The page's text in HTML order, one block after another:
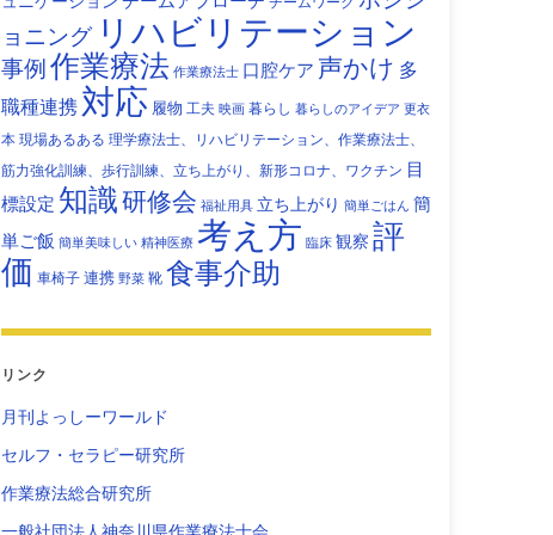
ョニング リハビリテーション
事例作業療法 作業療法士 口腔ケア 声かけ 多
職種連携 対応 履物 工夫 映画 暮らし 暮らしのアイデア 更衣
本 現場あるある 理学療法士、リハビリテーション、作業療法士、
筋力強化訓練、歩行訓練、立ち上がり、新形コロナ、ワクチン 目
標設定 知識研修会 福祉用具 立ち上がり 簡単ごはん 簡
単ご飯 簡単美味しい 精神医療 考え方 臨床 観察 評
価 車椅子 連携 野菜 靴 食事介助
リンク
月刊よっしーワールド
セルフ・セラピー研究所
作業療法総合研究所
一般社団法人神奈川県作業療法士会